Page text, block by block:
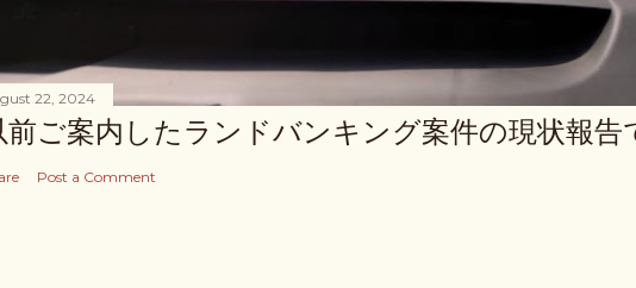
22, 2024
前ご案内したランドバンキング案件の現状報告
Post a Comment